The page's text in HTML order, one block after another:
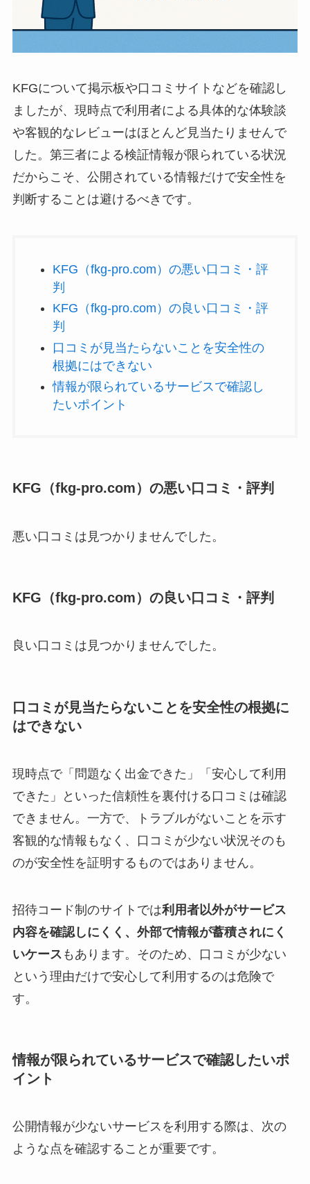
KFGについて掲示板や口コミサイトなどを確認し
ましたが、現時点で利用者による具体的な体験談
や客観的なレビューはほとんど見当たりませんで
した。第三者による検証情報が限られている状況
だからこそ、公開されている情報だけで安全性を
判断することは避けるべきです。
KFG（fkg-pro.com）の悪い口コミ・評
判
KFG（fkg-pro.com）の良い口コミ・評
判
口コミが見当たらないことを安全性の
根拠にはできない
情報が限られているサービスで確認し
たいポイント
KFG（fkg-pro.com）の悪い口コミ・評判
悪い口コミは見つかりませんでした。
KFG（fkg-pro.com）の良い口コミ・評判
良い口コミは見つかりませんでした。
口コミが見当たらないことを安全性の根拠に
はできない
現時点で「問題なく出金できた」「安心して利用
できた」といった信頼性を裏付ける口コミは確認
できません。一方で、トラブルがないことを示す
客観的な情報もなく、口コミが少ない状況そのも
のが安全性を証明するものではありません。
招待コード制のサイトでは利用者以外がサービス
内容を確認しにくく、外部で情報が蓄積されにく
いケース もあります。そのため、口コミが少ない
という理由だけで安心して利用するのは危険で
す。
情報が限られているサービスで確認したいポ
イント
公開情報が少ないサービスを利用する際は、次の
ような点を確認することが重要です。